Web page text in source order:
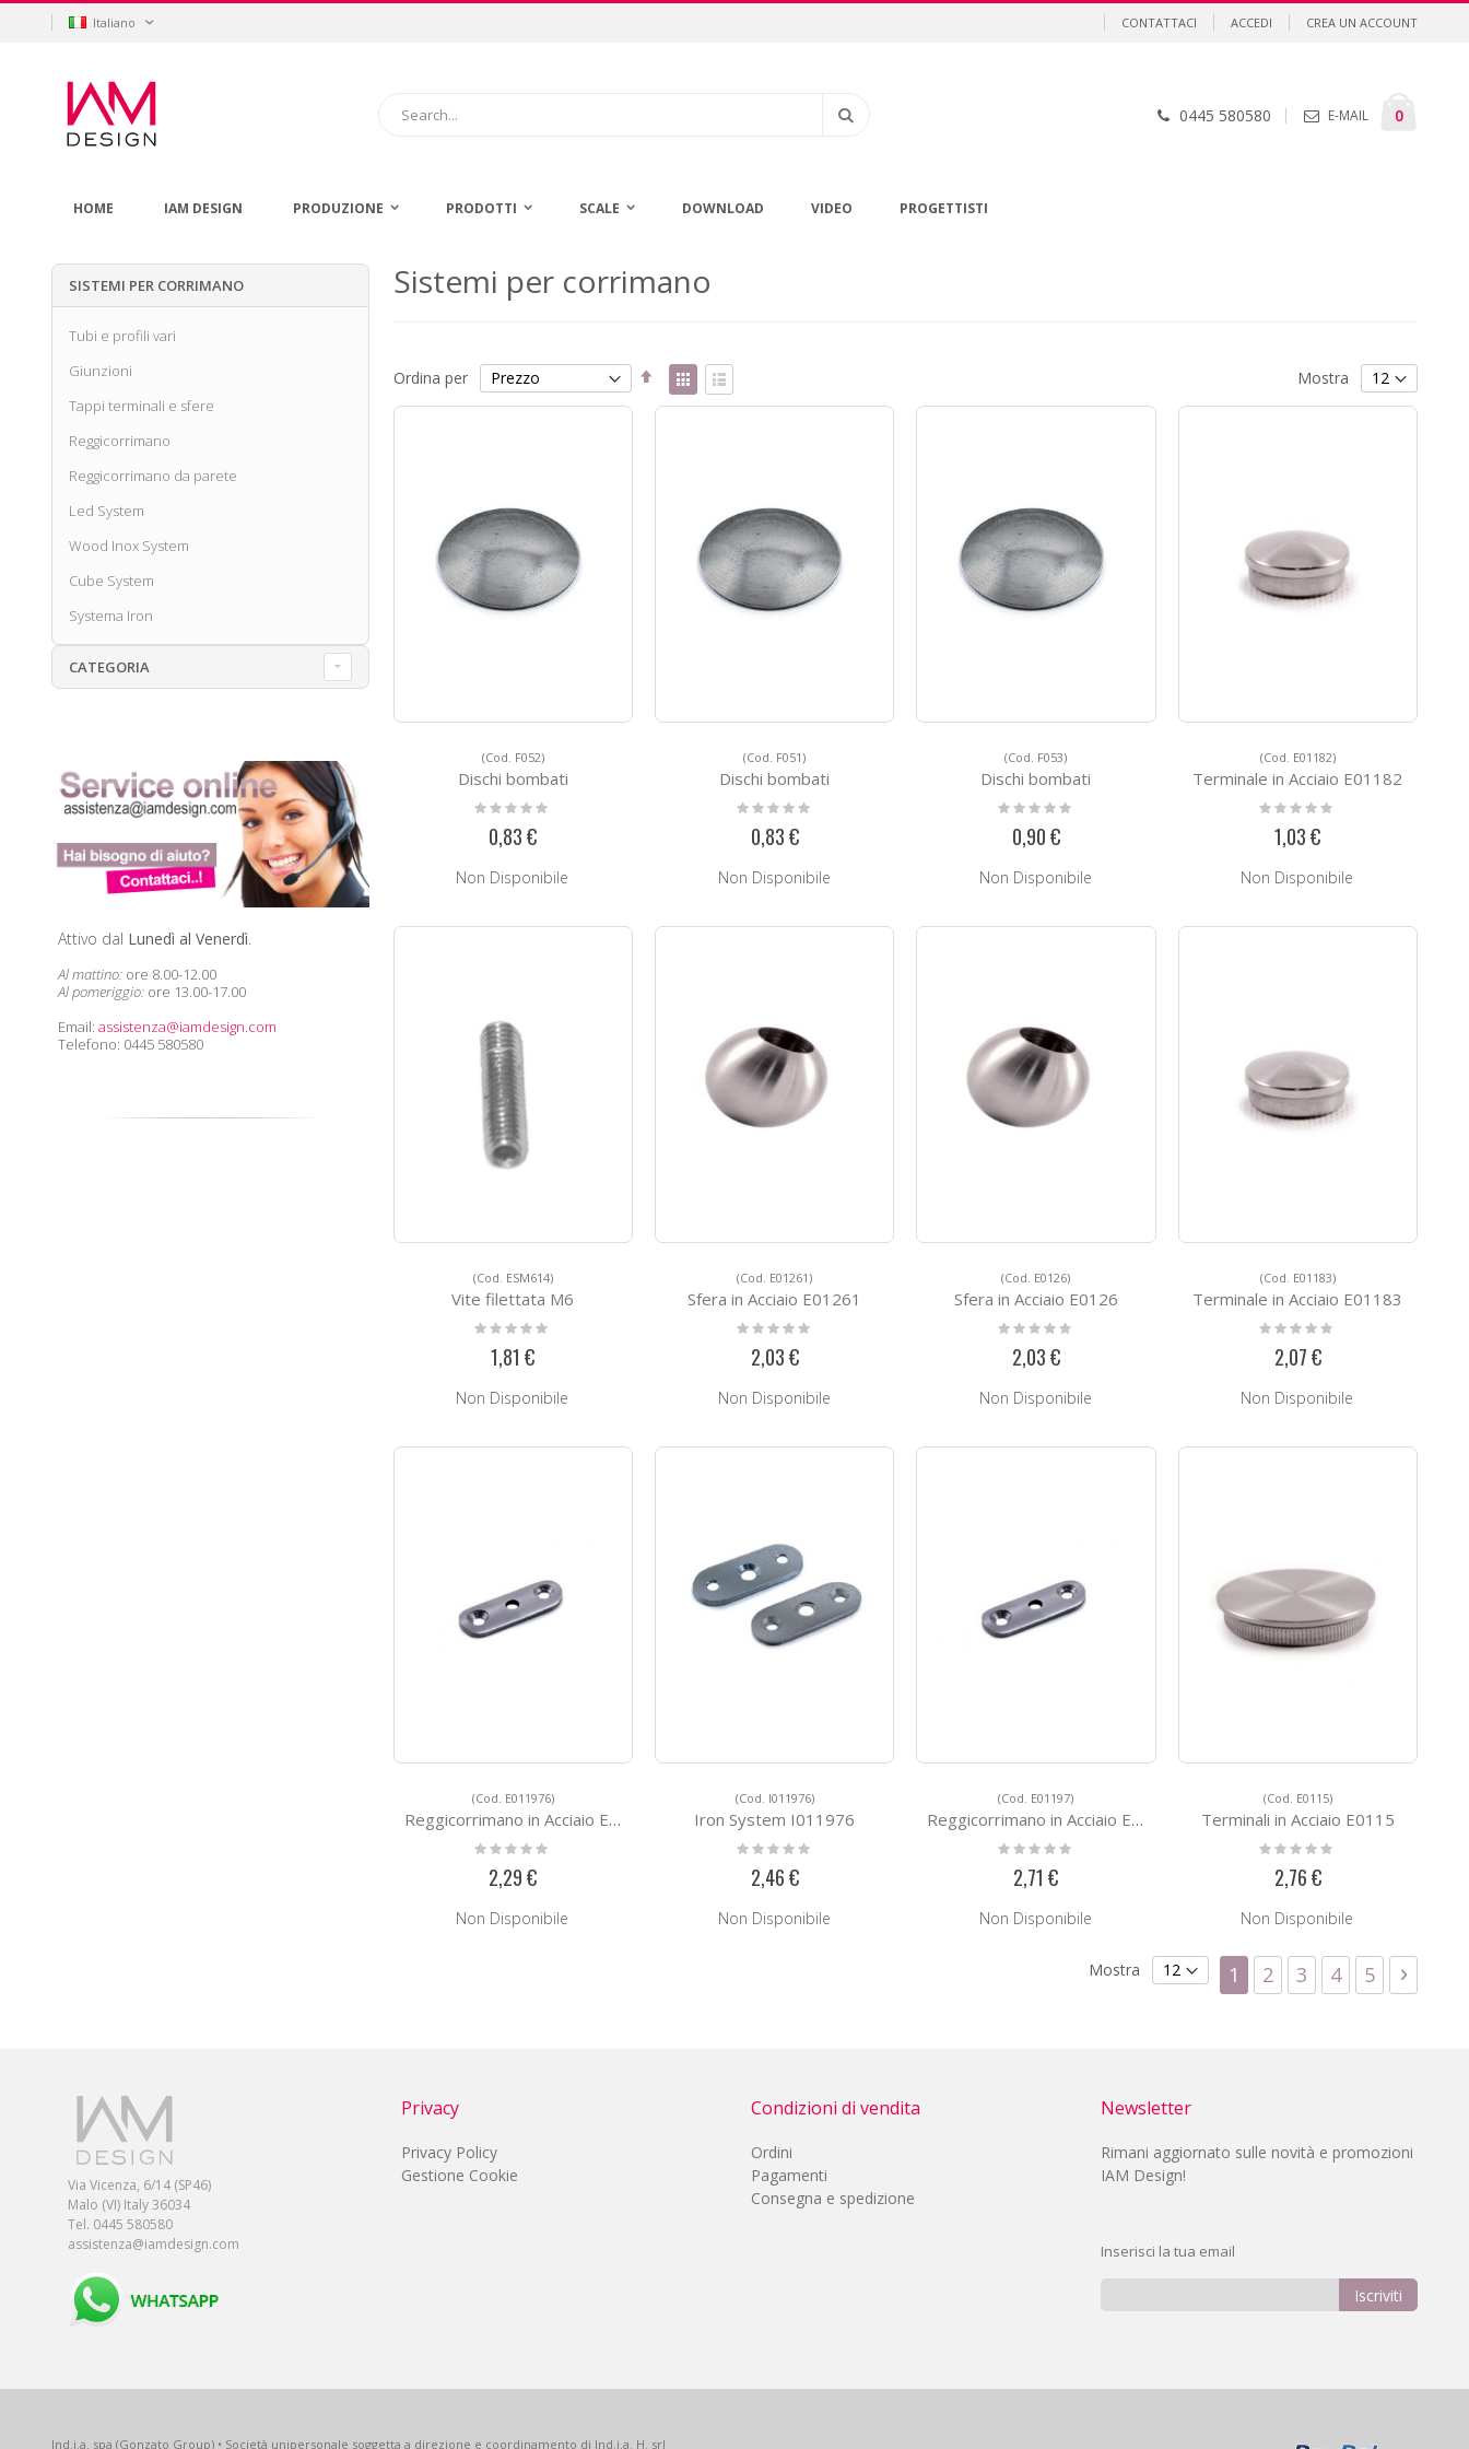
Salta
LinguaItaliano CONTATTACI ACCEDI CREA UN ACCOUNT
0elementi
0445 580580 E-MAIL
HOME IAM DESIGN PRODUZIONE PRODOTTI SCALE DOWNLOAD VIDEO PROGETTISTI
Sistemi per corrimano
Ordina per
Imposta
direzione
Mostra
come
GrigliaLista
Mostra
(Cod. F052)
Dischi bombati
Rating:
0%
0,83 €
Non Disponibile
(Cod. F051)
Dischi bombati
Rating:
0%
0,83 €
Non Disponibile
(Cod. F053)
Dischi bombati
Rating:
0%
0,90 €
Non Disponibile
(Cod. E01182)
Terminale in Acciaio E01182
Rating:
0%
1,03 €
Non Disponibile
(Cod. ESM614)
Vite filettata M6
Rating:
0%
1,81 €
Non Disponibile
(Cod. E01261)
Sfera in Acciaio E01261
Rating:
0%
2,03 €
Non Disponibile
(Cod. E0126)
Sfera in Acciaio E0126
Rating:
0%
2,03 €
Non Disponibile
(Cod. E01183)
Terminale in Acciaio E01183
Rating:
0%
2,07 €
Non Disponibile
(Cod. E011976)
Reggicorrimano in Acciaio E011976
Rating:
0%
2,29 €
Non Disponibile
(Cod. I011976)
Iron System I011976
Rating:
0%
2,46 €
Non Disponibile
(Cod. E01197)
Reggicorrimano in Acciaio E01197
Rating:
0%
2,71 €
Non Disponibile
(Cod. E0115)
Terminali in Acciaio E0115
Rating:
0%
2,76 €
Non Disponibile
Pagina
Attualmente stai
1 Pagina
2 Pagina
3 Pagina
4 Pagina
5 Pagina
Mostra
SISTEMI PER CORRIMANO
Tubi e profili vari
Giunzioni
Tappi terminali e sfere
Reggicorrimano
Reggicorrimano da parete
Led System
Wood Inox System
Cube System
Systema Iron
CATEGORIA
Attivo dal Lunedì al Venerdì
Al mattino: ore 8.00-12.00
Al pomeriggio: ore 13.00-17.00
Email: assistenza@iamdesign.com
Telefono: 0445 580580
Via Vicenza, 6/14 (SP46)
Malo (VI) Italy 36034
Tel. 0445 580580
assistenza@iamdesign.com
Privacy
Privacy Policy
Gestione Cookie
Condizioni di vendita
Ordini
Pagamenti
Consegna e spedizione
Newsletter
Rimani aggiornato sulle novità e promozioni
IAM Design!
Inserisci la tua email
nostra
Iscriviti
Ind.i.a. spa (Gonzato Group) • Società unipersonale soggetta a direzione e coordinamento di Ind.i.a. H. srl